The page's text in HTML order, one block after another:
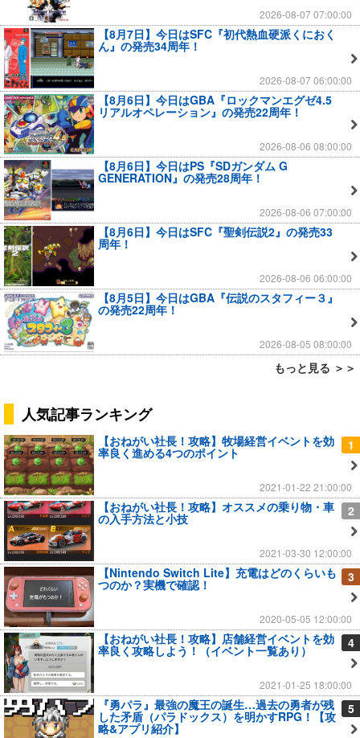
2026-08-07 07:00:00
【8月7日】今日はSFC『初代熱血硬派くにおく
ん』の発売34周年！
2026-08-07 06:00:00
【8月6日】今日はGBA『ロックマンエグゼ4.5
リアルオペレーション』の発売22周年！
2026-08-06 08:00:00
【8月6日】今日はPS『SDガンダム G
GENERATION』の発売28周年！
2026-08-06 07:00:00
【8月6日】今日はSFC『聖剣伝説2』の発売33
周年！
2026-08-06 06:00:00
【8月5日】今日はGBA『伝説のスタフィー３』
の発売22周年！
2026-08-05 08:00:00
もっと見る ＞＞
人気記事ランキング
1
【おねがい社長！攻略】牧場経営イベントを効
率良く進める4つのポイント
2021-01-22 21:00:00
2
【おねがい社長！攻略】オススメの乗り物・車
の入手方法と小技
2021-03-30 12:00:00
3
【Nintendo Switch Lite】充電はどのくらいも
つのか？実機で確認！
2020-05-05 12:00:00
4
【おねがい社長！攻略】店舗経営イベントを効
率良く攻略しよう！（イベント一覧あり）
2021-01-25 18:00:00
5
『勇パラ』最強の魔王の誕生…過去の勇者が残
した矛盾（パラドックス）を明かすRPG！【攻
略&アプリ紹介】